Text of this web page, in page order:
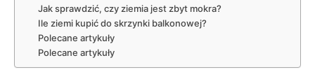
Jak sprawdzić, czy ziemia jest zbyt mokra?
Ile ziemi kupić do skrzynki balkonowej?
Polecane artykuły
Polecane artykuły